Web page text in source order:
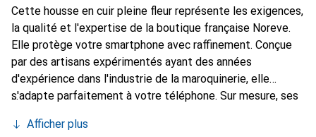
Cette housse en cuir pleine fleur représente les exigences,
la qualité et l'expertise de la boutique française Noreve.
Elle protège votre smartphone avec raffinement. Conçue
par des artisans expérimentés ayant des années
d'expérience dans l'industrie de la maroquinerie, elle
s'adapte parfaitement à votre téléphone. Sur mesure, ses
peau. Elle devient l'accessoire chic et indispensable pour
Afficher plus